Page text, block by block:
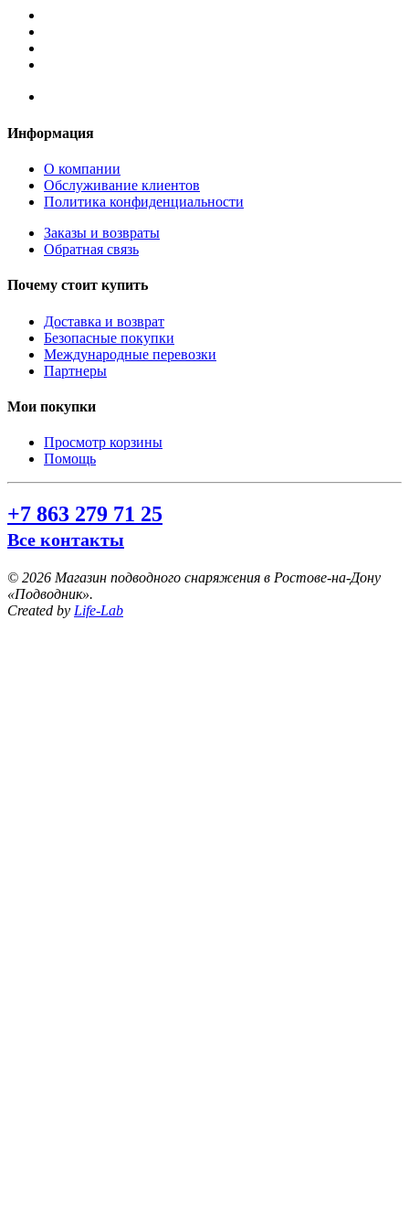
Информация
О компании
Обслуживание клиентов
Политика конфиденциальности
Заказы и возвраты
Обратная связь
Почему стоит купить
Доставка и возврат
Безопасные покупки
Международные перевозки
Партнеры
Мои покупки
Просмотр корзины
Помощь
+7 863 279 71 25
Все контакты
© 2026 Магазин подводного снаряжения в Ростове-на-Дону
«Подводник».
Created by Life-Lab